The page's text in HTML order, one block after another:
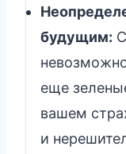
будущим:
еще
вашем
и